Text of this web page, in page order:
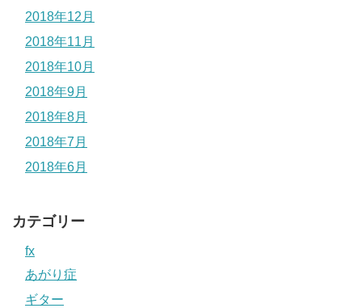
2018年12月
2018年11月
2018年10月
2018年9月
2018年8月
2018年7月
2018年6月
カテゴリー
fx
あがり症
ギター